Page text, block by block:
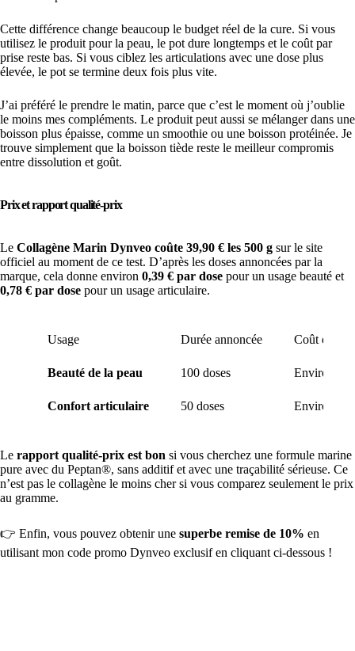
Cette différence change beaucoup le budget réel de la cure. Si vous
utilisez le produit pour la peau, le pot dure longtemps et le coût par
prise reste bas. Si vous ciblez les articulations avec une dose plus
élevée, le pot se termine deux fois plus vite.
J’ai préféré le prendre le matin, parce que c’est le moment où j’oublie
le moins mes compléments. Le produit peut aussi se mélanger dans une
boisson plus épaisse, comme un smoothie ou une boisson protéinée. Je
trouve simplement que la boisson tiède reste le meilleur compromis
entre dissolution et goût.
Prix et rapport qualité-prix
Le Collagène Marin Dynveo coûte 39,90 € les 500 g sur le site
officiel au moment de ce test. D’après les doses annoncées par la
marque, cela donne environ 0,39 € par dose pour un usage beauté et
0,78 € par dose pour un usage articulaire.
Usage Durée annoncée Coût
Beauté de la peau 100 doses Environ
Confort articulaire 50 doses Environ
Le rapport qualité-prix est bon si vous cherchez une formule marine
pure avec du Peptan®, sans additif et avec une traçabilité sérieuse. Ce
n’est pas le collagène le moins cher si vous comparez seulement le prix
au gramme.
👉 Enfin, vous pouvez obtenir une superbe remise de 10% en
utilisant mon code promo Dynveo exclusif en cliquant ci-dessous !